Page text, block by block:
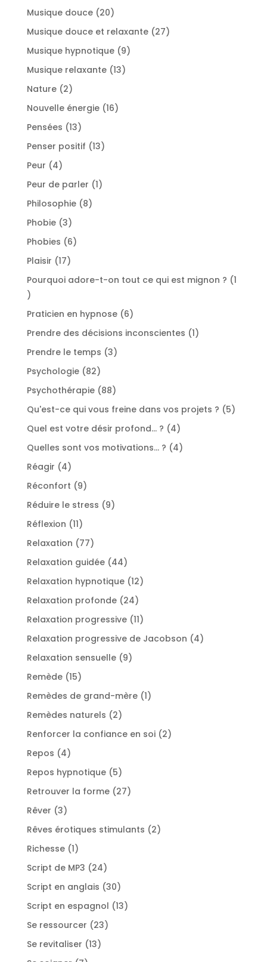
Musique douce 2020
produits
Musique douce et relaxante 2727
Musique hypnotique 99
Musique relaxante 1313
Nature 22
produits
Nouvelle énergie 1616
Pensées 1313
produits
Penser positif 1313
Peur 44
produits
Peur de parler 11
Philosophie 88
Phobie 33
produits
Phobies 66
Plaisir 1717
produits
Pourquoi adore-t-on tout ce qui est mignon ? 1
1
produit
Praticien en hypnose 66
produits
Prendre des décisions inconscientes 11
Prendre le temps 33
Psychologie 8282
produits
Psychothérapie 8888
produits
Qu'est-ce qui vous freine dans vos projets ? 55
Quel est votre désir profond... ? 44
produits
Quelles sont vos motivations... ? 44
Réagir 44
produits
Réconfort 99
produits
Réduire le stress 99
Réflexion 1111
produits
Relaxation 7777
produits
Relaxation guidée 4444
produits
Relaxation hypnotique 1212
Relaxation profonde 2424
produits
Relaxation progressive 1111
produits
Relaxation progressive de Jacobson 44
Relaxation sensuelle 99
Remède 1515
produits
Remèdes de grand-mère 11
Remèdes naturels 22
Renforcer la confiance en soi 22
Repos 44
produits
Repos hypnotique 55
produits
Retrouver la forme 2727
Rêver 33
produits
Rêves érotiques stimulants 22
Richesse 11
produit
Script de MP3 2424
produits
Script en anglais 3030
produits
Script en espagnol 1313
Se ressourcer 2323
Se revitaliser 1313